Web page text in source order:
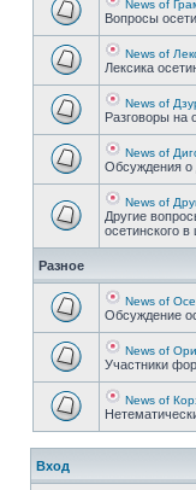
News of
Вопросы
News of
Лексика
News of
Разговоры на
News of
Обсуждения о
News of
Другие
осетинского в
Разное
News of
Обсуждение
News of
Участники
News of
Вход